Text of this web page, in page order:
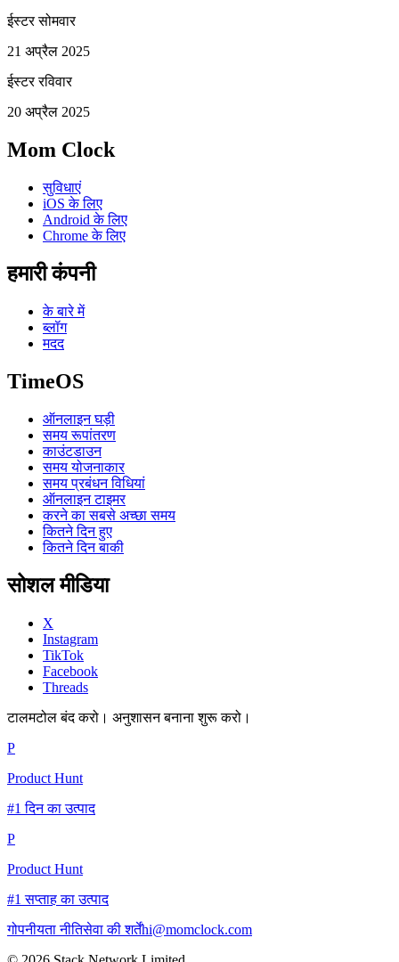
ईस्टर सोमवार
21 अप्रैल 2025
ईस्टर रविवार
20 अप्रैल 2025
Mom Clock
सुविधाएं
iOS के लिए
Android के लिए
Chrome के लिए
हमारी कंपनी
के बारे में
ब्लॉग
मदद
TimeOS
ऑनलाइन घड़ी
समय रूपांतरण
काउंटडाउन
समय योजनाकार
समय प्रबंधन विधियां
ऑनलाइन टाइमर
करने का सबसे अच्छा समय
कितने दिन हुए
कितने दिन बाकी
सोशल मीडिया
X
Instagram
TikTok
Facebook
Threads
टालमटोल बंद करो। अनुशासन बनाना शुरू करो।
P
Product Hunt
#1 दिन का उत्पाद
P
Product Hunt
#1 सप्ताह का उत्पाद
गोपनीयता नीतिसेवा की शर्तेंhi@momclock.com